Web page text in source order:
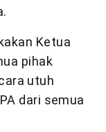
Ketua
pihak
utuh
dari semua